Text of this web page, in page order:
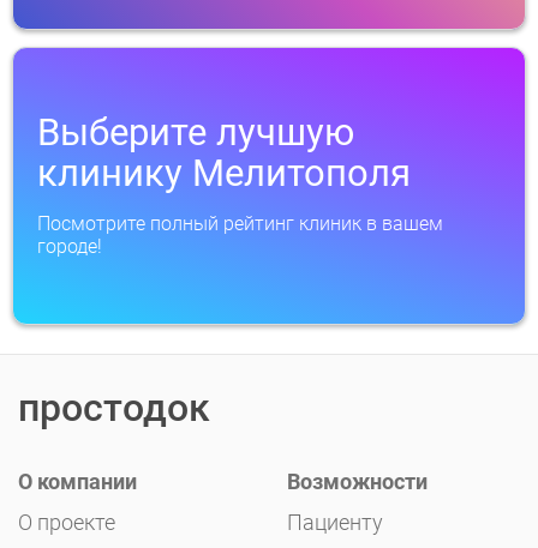
Выберите лучшую
клинику Мелитополя
Посмотрите полный рейтинг клиник в вашем
городе!
простодок
О компании
О проекте
Возможности
Пациенту